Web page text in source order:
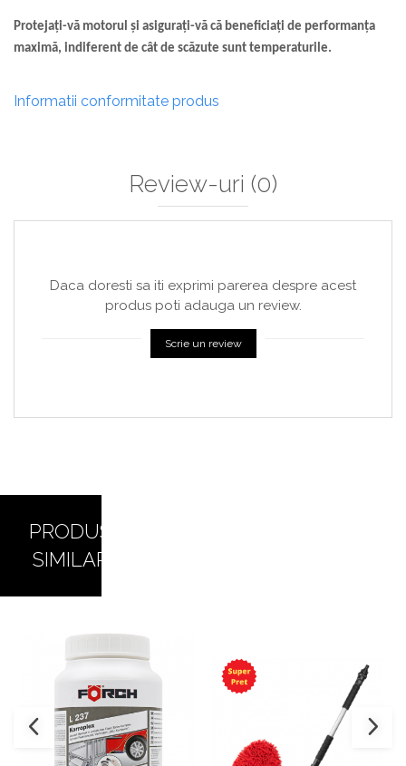
Protejați-vă motorul și asigurați-vă că beneficiați de performanța
maximă, indiferent de cât de scăzute sunt temperaturile.
Informatii conformitate produs
Review-uri (0)
Daca doresti sa iti exprimi parerea despre acest
produs poti adauga un review.
Scrie un review
PRODUSE
SIMILARE